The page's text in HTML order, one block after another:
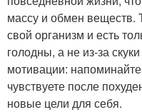
массу и обмен веществ.
свой организм и есть
голодны, а не из-за
мотивации:
чувствуете после
новые цели для себя.